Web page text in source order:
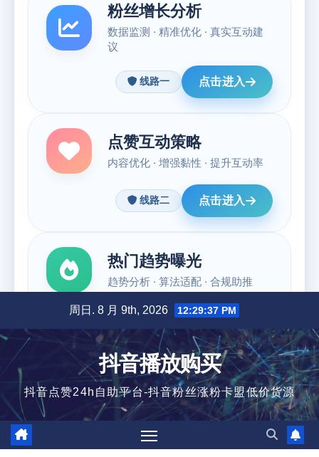
内
容
周日. 8 月 9th, 2026 12:29:37 PM
抖音播放购买
抖音点赞24h自助平台-抖音粉丝涨粉卡盟低价货源